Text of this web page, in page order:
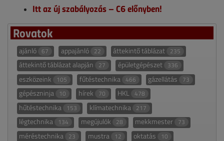
Itt az új szabályozás – C6 előnyben!
Rovatok
ajánló 67 appajánló 22 áttekintő táblázat 235
áttekintő táblázat alapján 27 épületgépészet 336
eszközeink 105 fűtéstechnika 466 gázellátás 73
gépészninja 10 hírek 70 HKL 478
hűtéstechnika 153 klímatechnika 217
légtechnika 134 megújulók 28 mekkmester 73
méréstechnika 23 mustra 12 oktatás 10